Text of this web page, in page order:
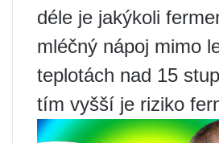
déle je jakýkoli
mléčný nápoj mimo
teplotách nad 15
tím vyšší je riziko